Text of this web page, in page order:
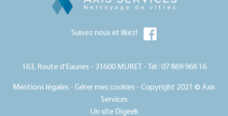
Suivez nous et likez!
163, Route d’Eaunes - 31600 MURET - Tél : 07 869 968 16
Mentions légales - Gérer mes cookies - Copyright 2021 © Axis
Services
Un site Digeek